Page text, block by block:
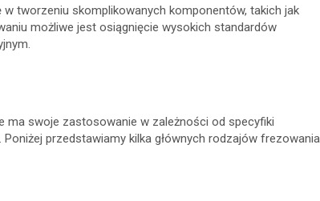
tworzeniu skomplikowanych komponentów, takich jak
możliwe jest osiągnięcie wysokich standardów
ma swoje zastosowanie w zależności od specyfiki
przedstawiamy kilka głównych rodzajów